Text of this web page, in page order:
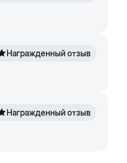
Награжденный отзыв
Награжденный отзыв